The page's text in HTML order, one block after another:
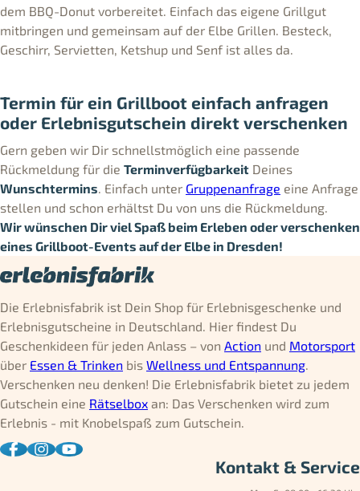
dem BBQ-Donut vorbereitet. Einfach das eigene Grillgut
mitbringen und gemeinsam auf der Elbe Grillen. Besteck,
Geschirr, Servietten, Ketshup und Senf ist alles da.
Termin für ein Grillboot einfach anfragen
oder Erlebnisgutschein direkt verschenken
Gern geben wir Dir schnellstmöglich eine passende
Rückmeldung für die Terminverfügbarkeit Deines
Wunschtermins. Einfach unter Gruppenanfrage eine Anfrage
stellen und schon erhältst Du von uns die Rückmeldung.
Wir wünschen Dir viel Spaß beim Erleben oder verschenken
eines Grillboot-Events auf der Elbe in Dresden!
Die Erlebnisfabrik ist Dein Shop für Erlebnisgeschenke und
Erlebnisgutscheine in Deutschland. Hier findest Du
Geschenkideen für jeden Anlass – von Action und Motorsport
über Essen & Trinken bis Wellness und Entspannung
Verschenken neu denken! Die Erlebnisfabrik bietet zu jedem
Gutschein eine Rätselbox an: Das Verschenken wird zum
Erlebnis - mit Knobelspaß zum Gutschein.
Kontakt & Service